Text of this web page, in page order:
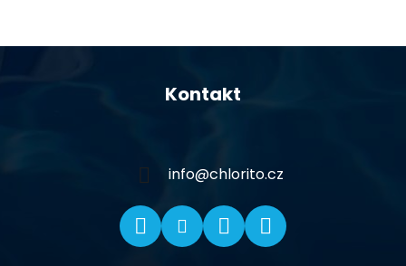
Z
Kontakt
info@chlorito.cz